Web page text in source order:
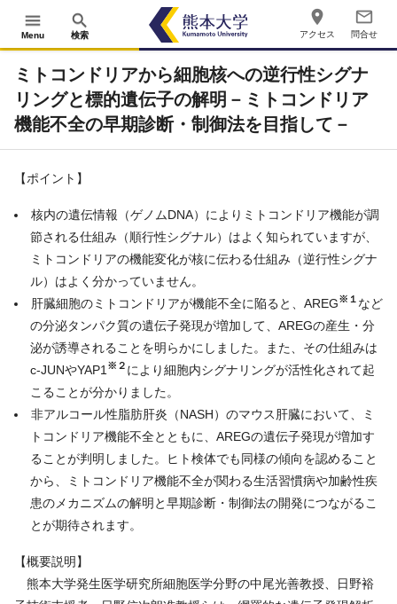
menu
Menu
search
検索
place
アクセス
mail_outline
問合せ
ミトコンドリアから細胞核への逆行性シグナ
リングと標的遺伝子の解明－ミトコンドリア
機能不全の早期診断・制御法を目指して－
【ポイント】
核内の遺伝情報（ゲノムDNA）によりミトコンドリア機能が調
節される仕組み（順行性シグナル）はよく知られていますが、
ミトコンドリアの機能変化が核に伝わる仕組み（逆行性シグナ
ル）はよく分かっていません。
肝臓細胞のミトコンドリアが機能不全に陥ると、 AREG※ １ など
の分泌タンパク質の遺伝子発現が増加して、AREGの産生・分
泌が誘導されることを明らかにしました。また、その仕組みは
c-JUNやYAP1 ※ ２ により細胞内シグナリングが活性化されて起
こることが分かりました。
非アルコール性脂肪肝炎（NASH）のマウス肝臓において、ミ
トコンドリア機能不全とともに、AREGの遺伝子発現が増加す
ることが判明しました。ヒト検体でも同様の傾向を認めること
から、ミトコンドリア機能不全が関わる生活習慣病や加齢性疾
患のメカニズムの解明と早期診断・制御法の開発につながるこ
とが期待されます。
【概要説明】
熊本大学発生医学研究所細胞医学分野の中尾光善教授、日野裕